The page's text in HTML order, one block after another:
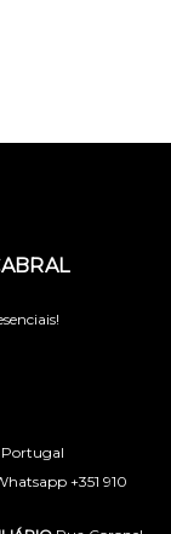
Portugal
+351 910